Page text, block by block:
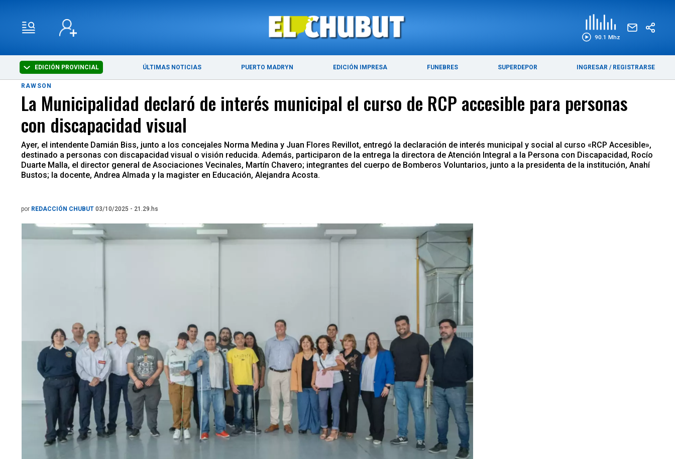
90.1 Mhz
EDICIÓN PROVINCIAL ÚLTIMAS NOTICIAS PUERTO MADRYN EDICIÓN IMPRESA FUNEBRES SUPERDEPOR INGRESAR / REGISTRARSE
ÚLTIMAS NOTICIAS PUERTO MADRYN
RAWSON
La Municipalidad declaró de interés municipal el curso de RCP accesible para personas
con discapacidad visual
Ayer, el intendente Damián Biss, junto a los concejales Norma Medina y Juan Flores Revillot, entregó la declaración de interés municipal y social al curso «RCP Accesible»,
destinado a personas con discapacidad visual o visión reducida. Además, participaron de la entrega la directora de Atención Integral a la Persona con Discapacidad, Rocío
Duarte Malla, el director general de Asociaciones Vecinales, Martín Chavero; integrantes del cuerpo de Bomberos Voluntarios, junto a la presidenta de la institución, Anahí
Bustos; la docente, Andrea Almada y la magister en Educación, Alejandra Acosta.
por REDACCIÓN CHUBUT 03/10/2025 - 21.29.hs